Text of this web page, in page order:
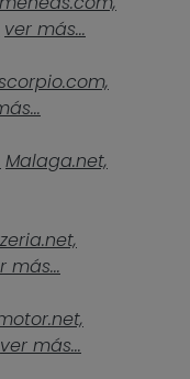
ver más...
Malaga.net,
más...
ver más...